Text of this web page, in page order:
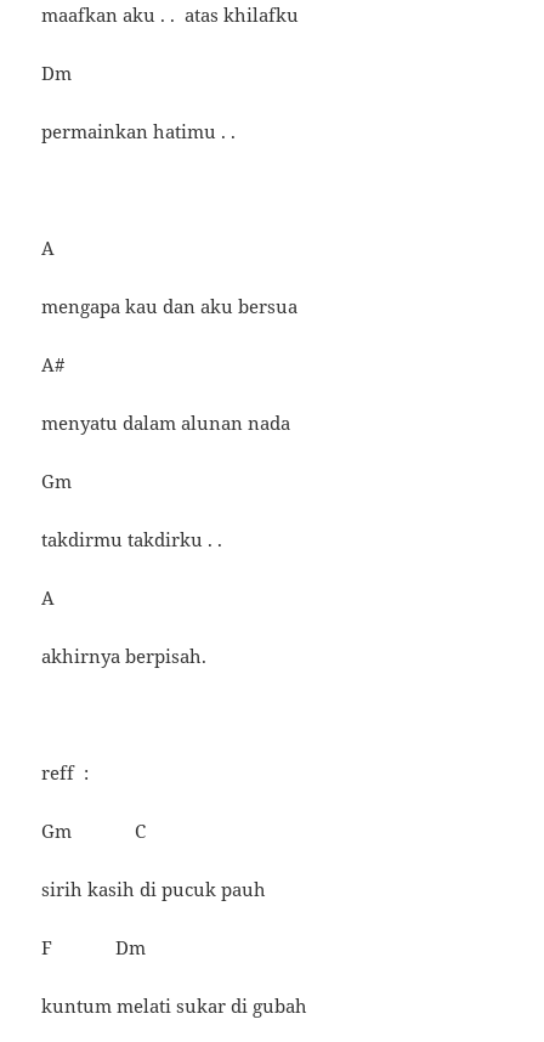
maafkan aku . . atas khilafku
Dm
permainkan hatimu . .
A
mengapa kau dan aku bersua
A#
menyatu dalam alunan nada
Gm
takdirmu takdirku . .
A
akhirnya berpisah.
reff :
Gm C
sirih kasih di pucuk pauh
F Dm
kuntum melati sukar di gubah